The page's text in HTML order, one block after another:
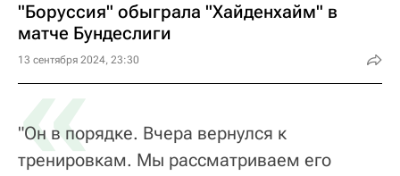
"Боруссия" обыграла "Хайденхайм" в
матче Бундеслиги
13 сентября 2024, 23:30
«
"Он в порядке. Вчера вернулся к
тренировкам. Мы рассматриваем его